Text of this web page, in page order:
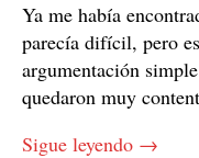
Ya me había
parecía difícil, pero
argumentación
quedaron muy
Sigue leyendo →